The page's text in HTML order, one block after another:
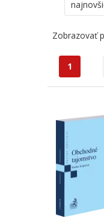
Zobrazovať
1